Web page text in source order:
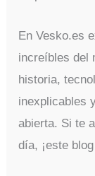
En Vesko.es
increíbles del
historia,
inexplicables
abierta. Si te
día, ¡este